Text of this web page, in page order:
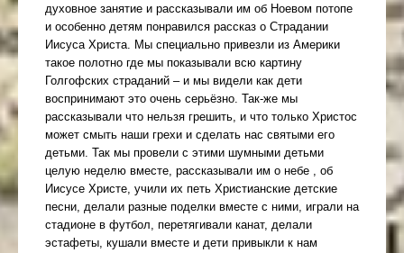
духовное занятие и рассказывали им об Ноевом потопе
и особенно детям понравился рассказ о Страдании
Иисуса Христа. Мы специально привезли из Америки
такое полотно где мы показывали всю картину
Голгофских страданий – и мы видели как дети
воспринимают это очень серьёзно. Так-же мы
рассказывали что нельзя грешить, и что только Христос
может смыть наши грехи и сделать нас святыми его
детьми. Так мы провели с этими шумными детьми
целую неделю вместе, рассказывали им о небе , об
Иисусе Христе, учили их петь Христианские детские
песни, делали разные поделки вместе с ними, играли на
стадионе в футбол, перетягивали канат, делали
эстафеты, кушали вместе и дети привыкли к нам